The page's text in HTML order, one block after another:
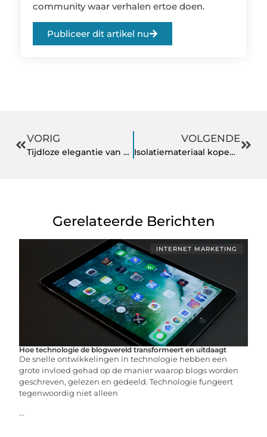
community waar verhalen ertoe doen.
Publiceer dit artikel nu
VORIG
Tijdloze elegantie van stoere en stijlvolle lampen
VOLGENDE
Isolatiemateriaal kopen voor uw project
Gerelateerde Berichten
INTERNET MARKETING
Hoe technologie de blogwereld transformeert en uitdaagt
De snelle ontwikkelingen in technologie hebben een
grote invloed gehad op de manier waarop blogs worden
geschreven, gelezen en gedeeld. Technologie fungeert
tegenwoordig niet alleen
...